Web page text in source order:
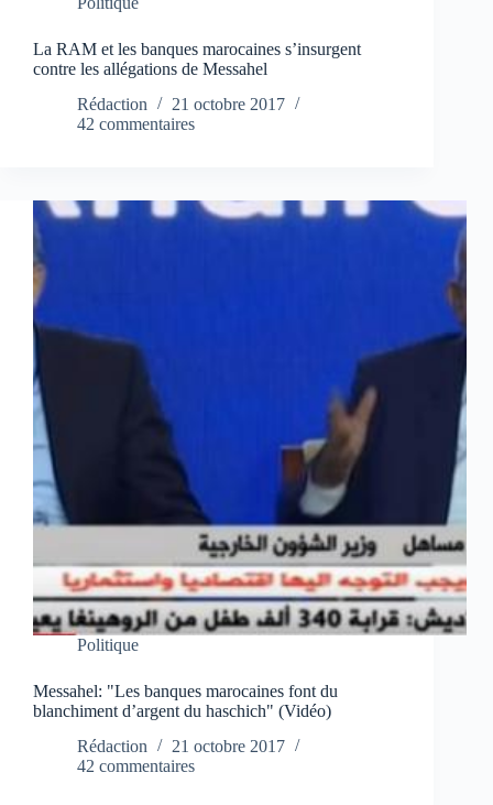
La RAM et les banques marocaines s’insurgent
contre les allégations de Messahel
Rédaction
21 octobre 2017
42 commentaires
Politique
Messahel: "Les banques marocaines font du
blanchiment d’argent du haschich" (Vidéo)
Rédaction
21 octobre 2017
42 commentaires